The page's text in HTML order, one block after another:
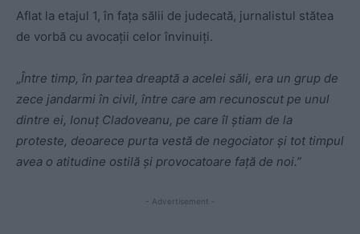
Aflat la etajul 1, în fața sălii de judecată, jurnalistul stătea
de vorbă cu avocații celor învinuiți.
„Între timp, în partea dreaptă a acelei săli, era un grup de
zece jandarmi în civil, între care am recunoscut pe unul
dintre ei, Ionuț Cladoveanu, pe care îl ştiam de la
proteste, deoarece purta vestă de negociator şi tot timpul
avea o atitudine ostilă şi provocatoare față de noi.”
- Advertisement -